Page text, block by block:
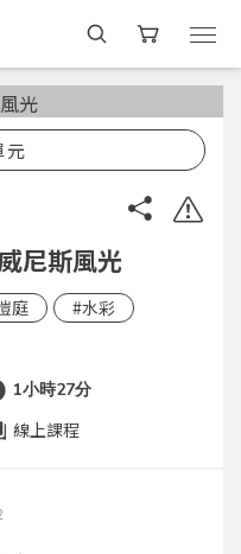
元
尼斯風光
庭
#水彩
1小時27分
線上課程